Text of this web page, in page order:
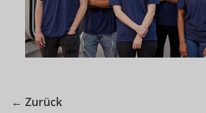
← Zurück